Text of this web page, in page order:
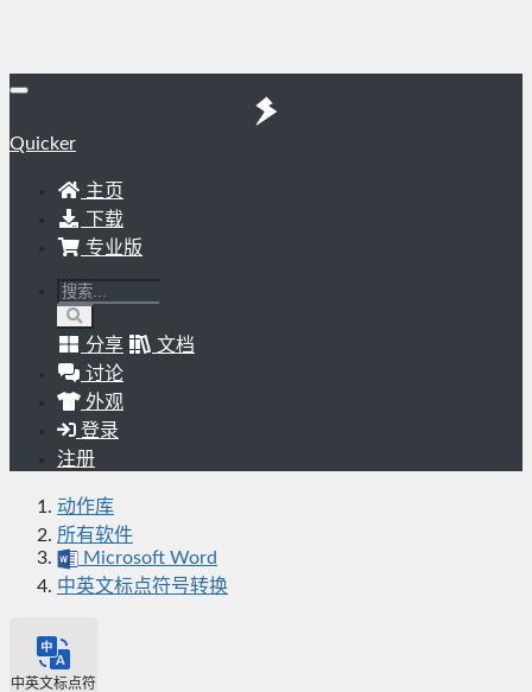
Quicker
主页
下载
专业版
分享
文档
讨论
外观
登录
注册
动作库
所有软件
Microsoft Word
中英文标点符号转换
中英文标点符号转换